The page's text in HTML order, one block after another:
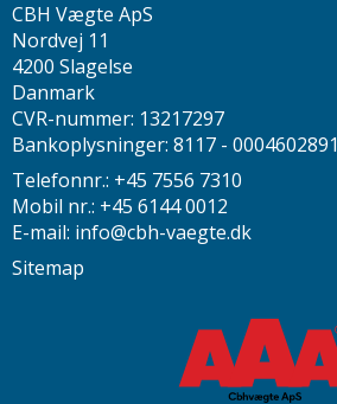
CBH Vægte ApS
Nordvej 11
4200 Slagelse
Danmark
CVR-nummer: 13217297
Bankoplysninger: 8117 - 0004602891
Telefonnr.: +45 7556 7310
Mobil nr.: +45 6144 0012
E-mail: info@cbh-vaegte.dk
Sitemap